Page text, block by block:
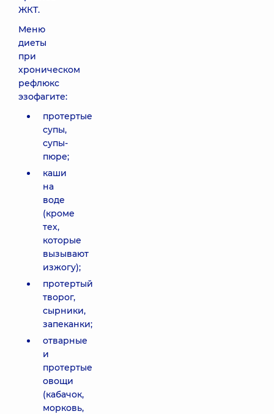
ЖКТ.
Меню
диеты
при
хроническом
рефлюкс
эзофагите:
протертые
супы,
супы-
пюре;
каши
на
воде
(кроме
тех,
которые
вызывают
изжогу);
протертый
творог,
сырники,
запеканки;
отварные
и
протертые
овощи
(кабачок,
морковь,